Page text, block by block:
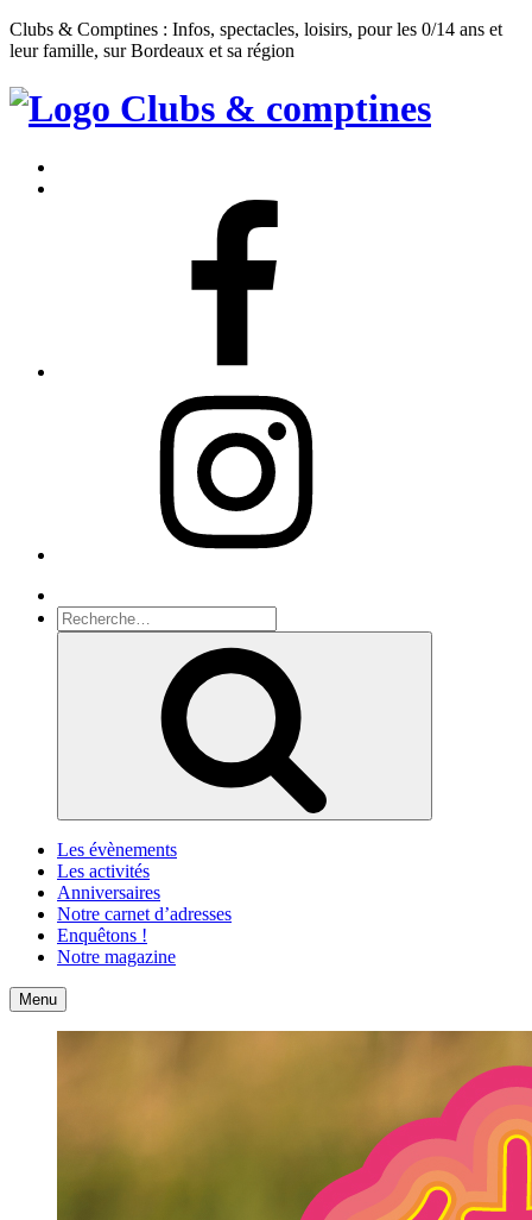
Clubs & Comptines : Infos, spectacles, loisirs, pour les 0/14 ans et
leur famille, sur Bordeaux et sa région
Clubs
Comptines
Recherche
pour
Les évènements
Les activités
Anniversaires
Notre carnet d’adresses
Enquêtons !
Notre magazine
Accueil
Menu Contact